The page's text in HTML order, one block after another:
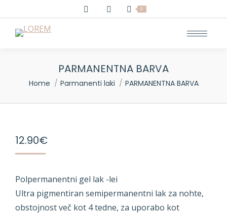
0
PARMANENTNA BARVA
You are here:
Home Parmanenti laki PARMANENTNA BARVA
12.90€
Polpermanentni gel lak -lei
Ultra pigmentiran semipermanentni lak za nohte,
obstojnost več kot 4 tedne, za uporabo kot